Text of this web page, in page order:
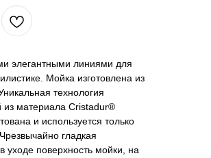
элегантными линиями для
Мойка изготовлена из
технология
из материала Cristadur®
и используется только
гладкая
уходе поверхность мойки, на